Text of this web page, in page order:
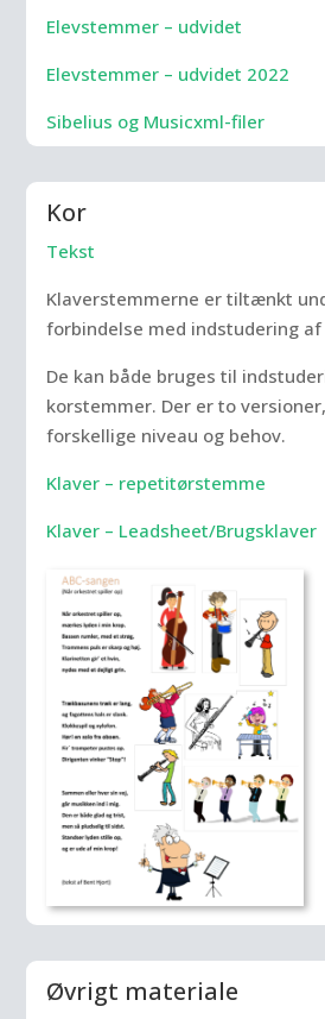
Elevstemmer – udvidet
Elevstemmer – udvidet 2022
Sibelius og Musicxml-filer
Kor
Tekst
Klaverstemmerne er tiltænkt
forbindelse med indstudering
De kan både bruges til
korstemmer. Der er to
forskellige niveau og behov.
Klaver – repetitørstemme
Klaver – Leadsheet/Brugsklaver
Øvrigt materiale